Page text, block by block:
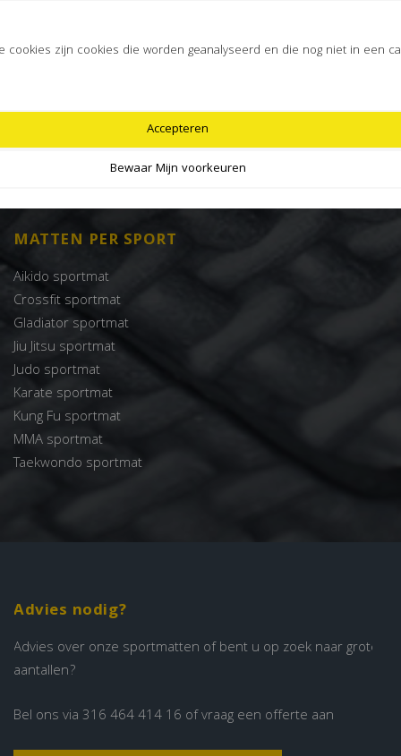
cookies zijn cookies die worden geanalyseerd en die nog niet in een
Bewaar Mijn voorkeuren
Accepteren
Zwembadmat
3 cm sportmatten
MATTEN PER SPORT
Aikido sportmat
Crossfit sportmat
Gladiator sportmat
Jiu Jitsu sportmat
Judo sportmat
Karate sportmat
Kung Fu sportmat
MMA sportmat
Taekwondo sportmat
Advies nodig?
Advies over onze sportmatten of bent u op zoek naar grote
aantallen?
Bel ons via 316 464 414 16 of vraag een offerte aan